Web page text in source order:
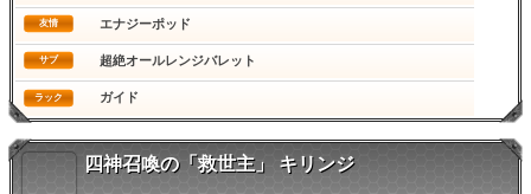
友情 エナジーポッド
サブ 超絶オールレンジバレット
ラック ガイド
四神召喚の「救世主」 キリンジ